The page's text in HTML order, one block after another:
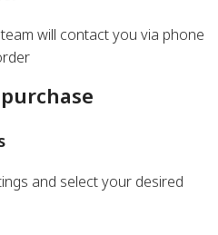
will contact you via phone
and select your desired